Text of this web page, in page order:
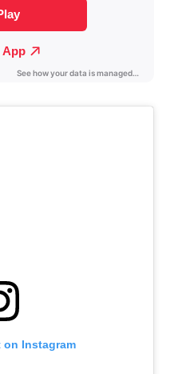
Instagram